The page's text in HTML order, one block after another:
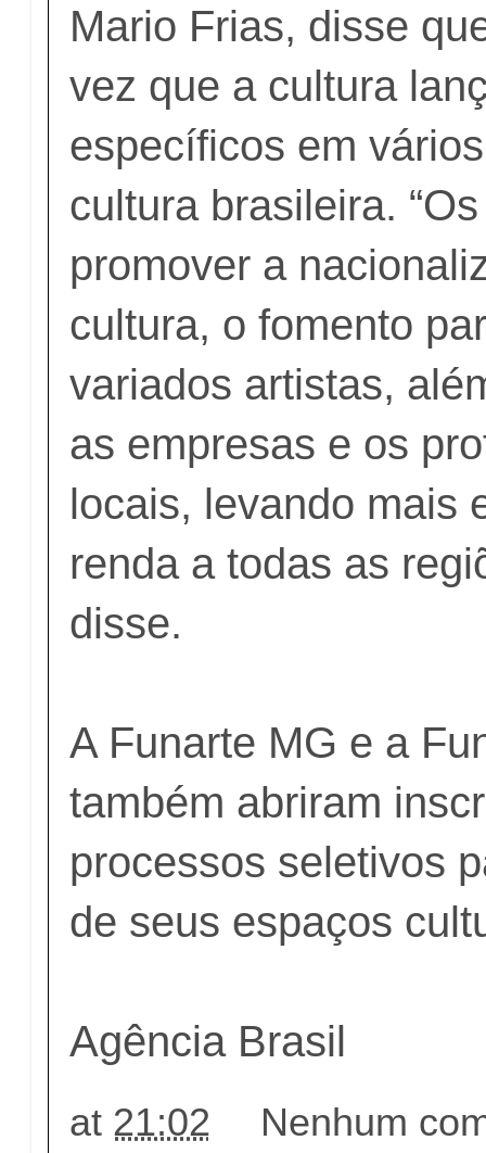
Mario Frias, disse
vez que a cultura
específicos em
cultura brasileira.
promover a
cultura, o fomento
variados artistas,
as empresas e os
locais, levando mais
renda a todas as
disse.
A Funarte MG e a
também abriram
processos seletivos
de seus espaços
Agência Brasil
at 21:02 Nenhum